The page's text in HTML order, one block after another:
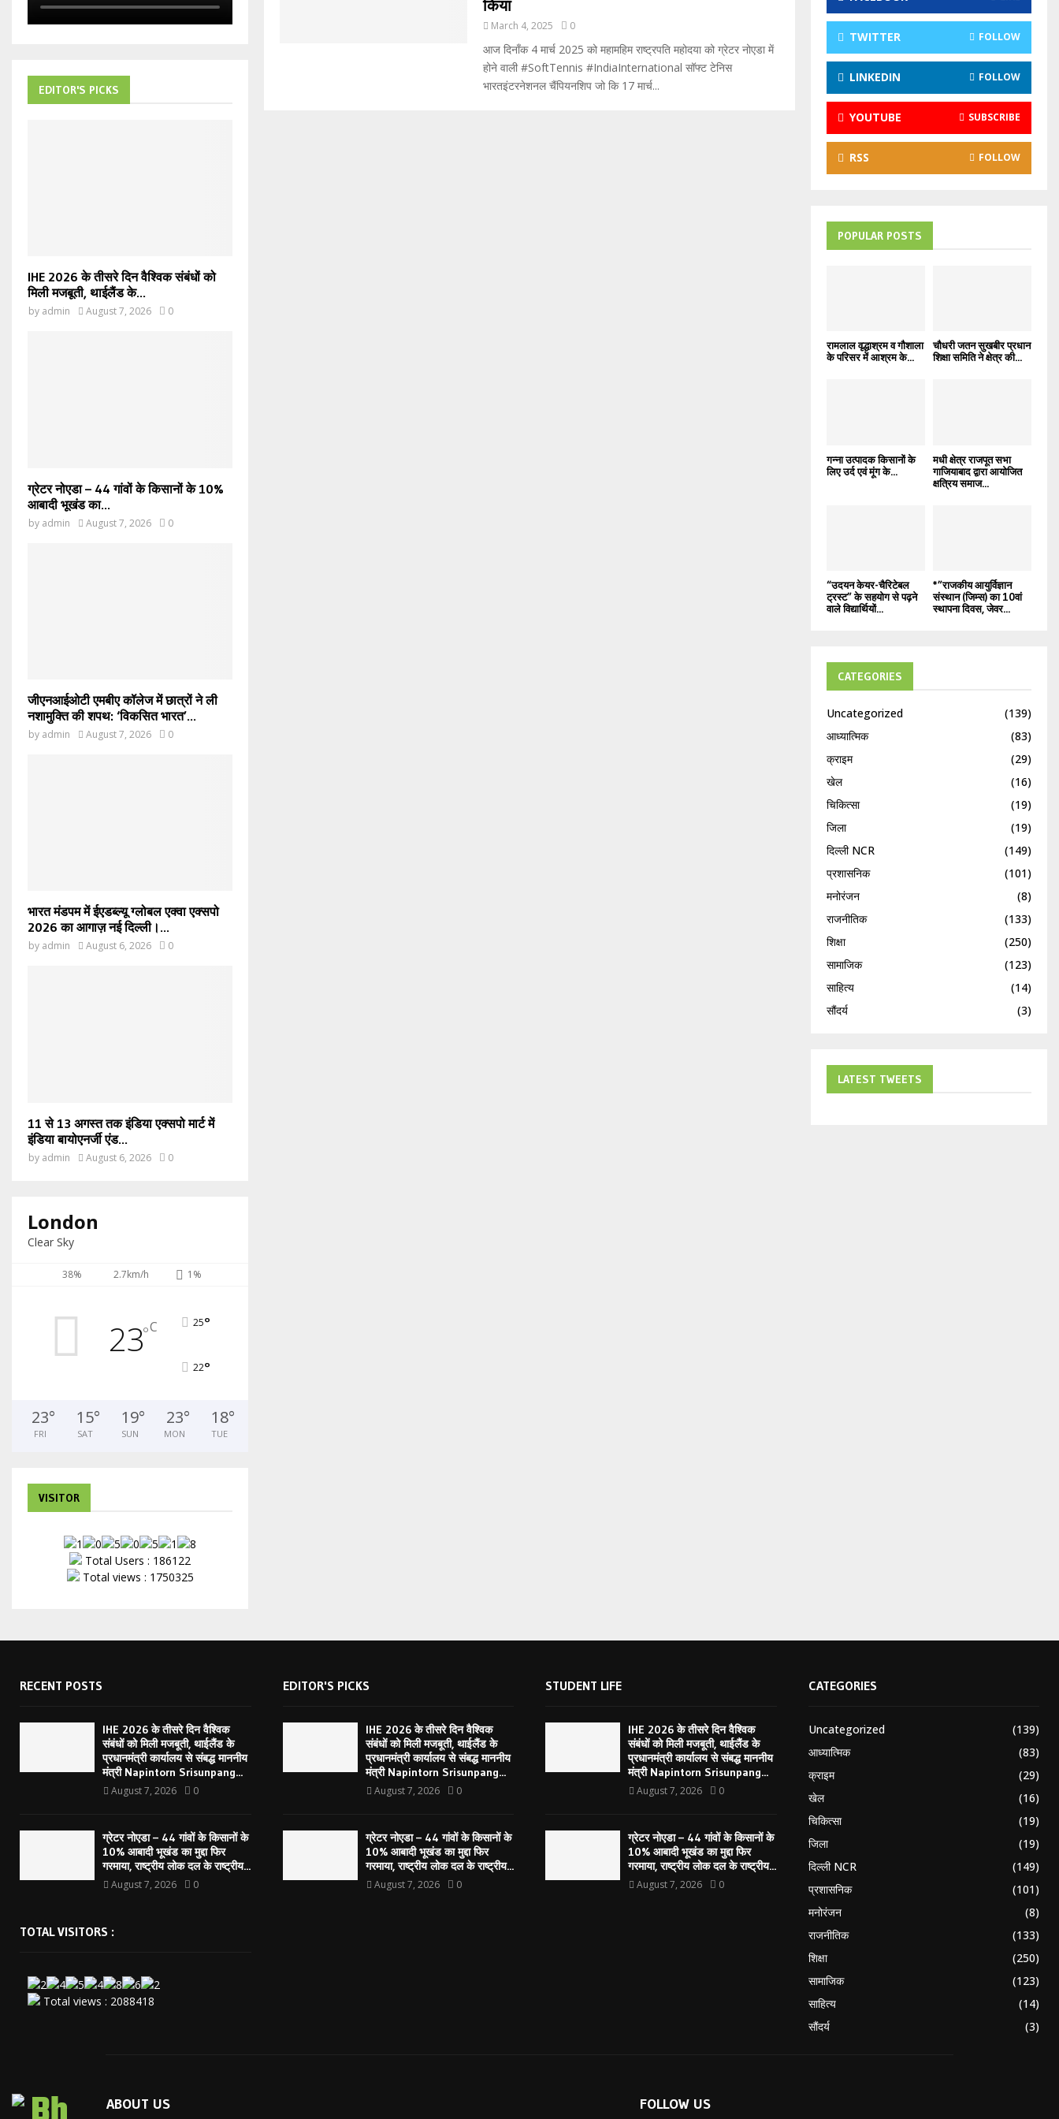
किया
March 4, 2025 0
आज दिनाँक 4 मार्च 2025 को महामहिम राष्ट्रपति महोदया को ग्रेटर नोएडा में
होने वाली #SoftTennis #IndiaInternational सॉफ्ट टेनिस
भारतइंटरनेशनल चैंपियनशिप जो कि 17 मार्च...
EDITOR'S PICKS
IHE 2026 के तीसरे दिन वैश्विक संबंधों को
मिली मजबूती, थाईलैंड के...
by admin August 7, 2026 0
ग्रेटर नोएडा – 44 गांवों के किसानों के 10%
आबादी भूखंड का...
by admin August 7, 2026 0
जीएनआईओटी एमबीए कॉलेज में छात्रों ने ली
नशामुक्ति की शपथ: ‘विकसित भारत’...
by admin August 7, 2026 0
भारत मंडपम में ईएडब्ल्यू ग्लोबल एक्वा एक्सपो
2026 का आगाज़ नई दिल्ली।...
by admin August 6, 2026 0
11 से 13 अगस्त तक इंडिया एक्सपो मार्ट में
इंडिया बायोएनर्जी एंड...
by admin August 6, 2026 0
London
Clear Sky
38% 2.7km/h 1%
23°C 25°
22°
23°
FRI
15°
SAT
19°
SUN
23°
MON
18°
TUE
VISITOR
Total Users : 186122
Total views : 1750325
:
C
H
TWITTER FOLLOW
LINKEDIN FOLLOW
YOUTUBE SUBSCRIBE
RSS FOLLOW
POPULAR POSTS
रामलाल वृद्धाश्रम व गौशाला
के परिसर में आश्रम के...
चौधरी जतन सुखबीर प्रधान
शिक्षा समिति ने क्षेत्र की...
गन्ना उत्पादक किसानों के
लिए उर्द एवं मूंग के...
मधी क्षेत्र राजपूत सभा
गाजियाबाद द्वारा आयोजित
क्षत्रिय समाज...
“उदयन केयर-चैरिटेबल
ट्रस्ट” के सहयोग से पढ़ने
वाले विद्यार्थियों...
*”राजकीय आयुर्विज्ञान
संस्थान (जिम्स) का 10वां
स्थापना दिवस, जेवर...
CATEGORIES
Uncategorized
(139)
आध्यात्मिक
(83)
क्राइम
(29)
खेल
(16)
चिकित्सा
(19)
जिला
(19)
दिल्ली NCR
(149)
प्रशासनिक
(101)
मनोरंजन
(8)
राजनीतिक
(133)
शिक्षा
(250)
सामाजिक
(123)
साहित्य
(14)
सौंदर्य
(3)
LATEST TWEETS
RECENT POSTS
IHE 2026 के तीसरे दिन वैश्विक
संबंधों को मिली मजबूती, थाईलैंड के
प्रधानमंत्री कार्यालय से संबद्ध माननीय
मंत्री Napintorn Srisunpang...
August 7, 2026 0
ग्रेटर नोएडा – 44 गांवों के किसानों के
10% आबादी भूखंड का मुद्दा फिर
गरमाया, राष्ट्रीय लोक दल के राष्ट्रीय...
August 7, 2026 0
TOTAL VISITORS :
Total views : 2088418
EDITOR'S PICKS
IHE 2026 के तीसरे दिन वैश्विक
संबंधों को मिली मजबूती, थाईलैंड के
प्रधानमंत्री कार्यालय से संबद्ध माननीय
मंत्री Napintorn Srisunpang...
August 7, 2026 0
ग्रेटर नोएडा – 44 गांवों के किसानों के
10% आबादी भूखंड का मुद्दा फिर
गरमाया, राष्ट्रीय लोक दल के राष्ट्रीय...
August 7, 2026 0
STUDENT LIFE
IHE 2026 के तीसरे दिन वैश्विक
संबंधों को मिली मजबूती, थाईलैंड के
प्रधानमंत्री कार्यालय से संबद्ध माननीय
मंत्री Napintorn Srisunpang...
August 7, 2026 0
ग्रेटर नोएडा – 44 गांवों के किसानों के
10% आबादी भूखंड का मुद्दा फिर
गरमाया, राष्ट्रीय लोक दल के राष्ट्रीय...
August 7, 2026 0
CATEGORIES
Uncategorized
(139)
आध्यात्मिक
(83)
क्राइम
(29)
खेल
(16)
चिकित्सा
(19)
जिला
(19)
दिल्ली NCR
(149)
प्रशासनिक
(101)
मनोरंजन
(8)
राजनीतिक
(133)
शिक्षा
(250)
सामाजिक
(123)
साहित्य
(14)
सौंदर्य
(3)
ABOUT US FOLLOW US